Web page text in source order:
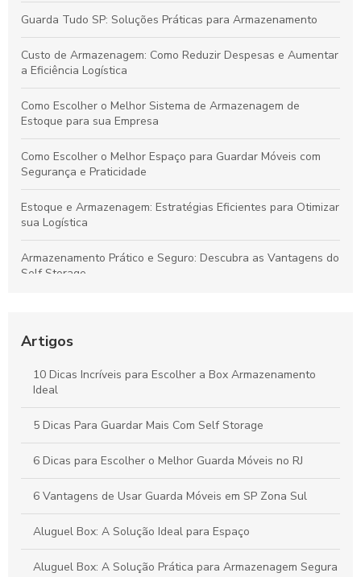
Guarda Tudo SP: Soluções Práticas para Armazenamento
Custo de Armazenagem: Como Reduzir Despesas e Aumentar
a Eficiência Logística
Como Escolher o Melhor Sistema de Armazenagem de
Estoque para sua Empresa
Como Escolher o Melhor Espaço para Guardar Móveis com
Segurança e Praticidade
Estoque e Armazenagem: Estratégias Eficientes para Otimizar
sua Logística
Armazenamento Prático e Seguro: Descubra as Vantagens do
Self Storage
Forma Segura
Armazenagem logística para otimizar sua cadeia de
suprimentos
Artigos
10 Dicas Incríveis para Escolher a Box Armazenamento
Ideal
5 Dicas Para Guardar Mais Com Self Storage
6 Dicas para Escolher o Melhor Guarda Móveis no RJ
6 Vantagens de Usar Guarda Móveis em SP Zona Sul
Aluguel Box: A Solução Ideal para Espaço
Aluguel Box: A Solução Prática para Armazenagem Segura